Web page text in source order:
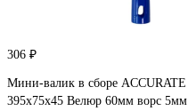
306 ₽
Мини-валик в сборе ACCURATE
395х75х45 Велюр 60мм ворс 5мм